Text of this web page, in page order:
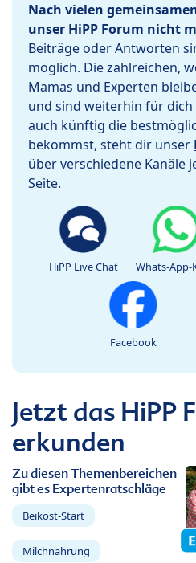
Nach vielen
unser HiPP Forum nicht
Beiträge oder Antworten
möglich. Die zahlreichen,
Mamas und Experten
und sind weiterhin für
auch künftig die
bekommst, steht dir unser
über verschiedene Kanäle
Seite.
HiPP Live Chat Whats-App-
Facebook
Jetzt das HiPP
erkunden
Zu diesen Themenbereichen
gibt es Expertenratschläge
Beikost-Start
Milchnahrung